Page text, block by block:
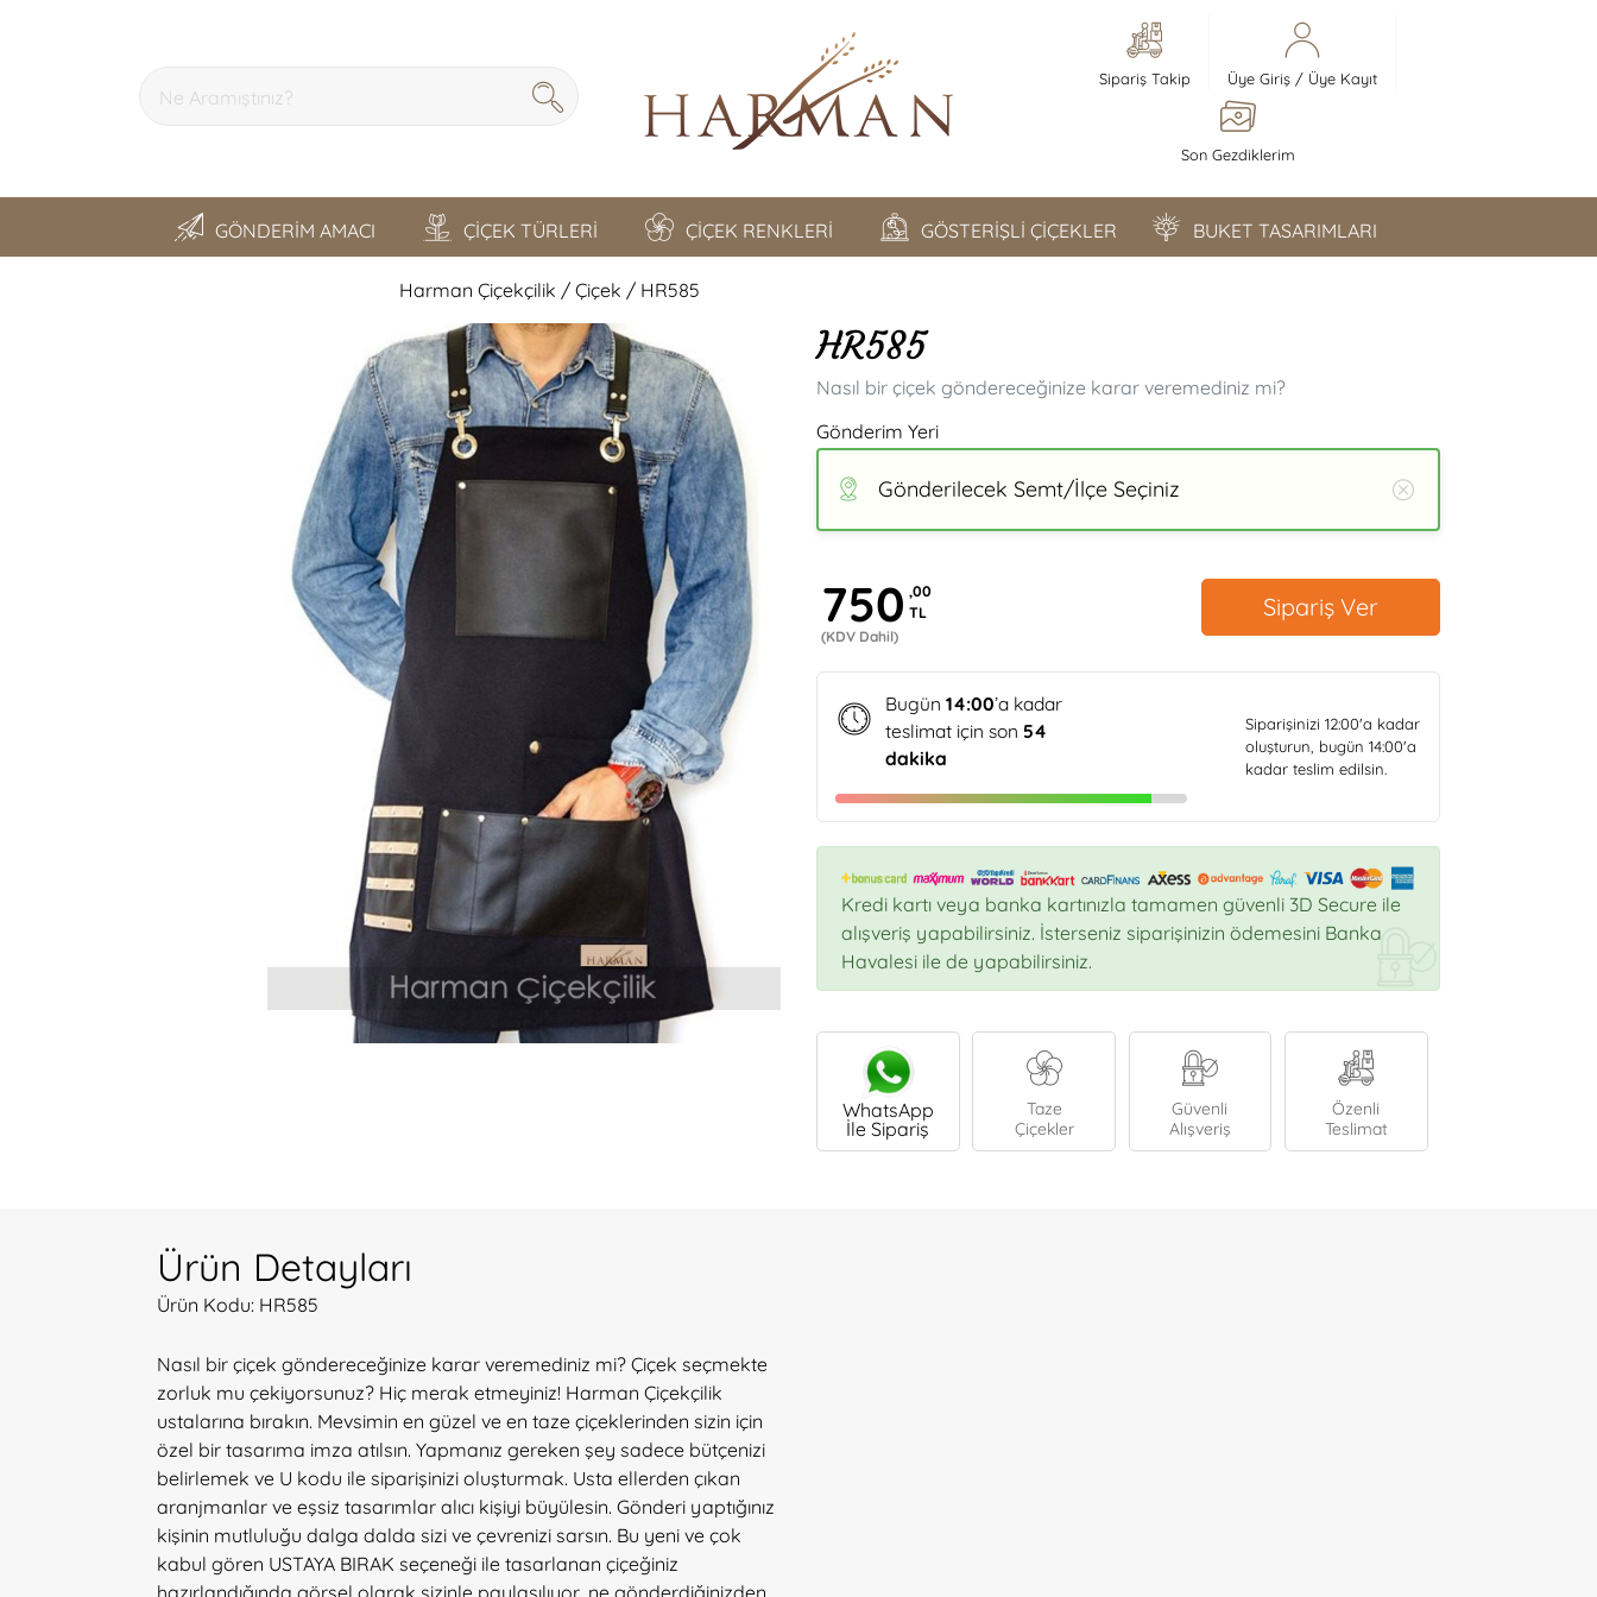
Sipariş Takip Üye Giriş/ Üye Kayıt
Son Gezdiklerim
GÖNDERİM AMACI ÇİÇEK TÜRLERİ ÇİÇEK RENKLERİ GÖSTERİŞLİ ÇİÇEKLER BUKET TASARIMLARI
Harman Çiçekçilik / Çiçek / HR585
HR585
Nasıl bir çiçek göndereceğinize karar veremediniz mi?
Gönderim Yeri
Gönderilecek Semt/İlçe Seçiniz
750 ,00
TL
(KDV Dahil)
Sipariş Ver
Bugün 14:00’a kadar
teslimat için son 54
dakika
Siparişinizi12:00'a kadar
oluşturun, bugün14:00'a
kadar teslim edilsin.
Kredi kartı veya banka kartınızla tamamen güvenli 3D Secure ile
alışveriş yapabilirsiniz. İsterseniz siparişinizin ödemesini Banka
Havalesi ile de yapabilirsiniz.
WhatsApp
İle Sipariş
Taze
Çiçekler
Güvenli
Alışveriş
Özenli
Teslimat
Ürün Detayları
Ürün Kodu: HR585
Nasıl bir çiçek göndereceğinize karar veremediniz mi? Çiçek seçmekte
zorluk mu çekiyorsunuz? Hiç merak etmeyiniz! Harman Çiçekçilik
ustalarına bırakın. Mevsimin en güzel ve en taze çiçeklerinden sizin için
özel bir tasarıma imza atılsın. Yapmanız gereken şey sadece bütçenizi
belirlemek ve U kodu ile siparişinizi oluşturmak. Usta ellerden çıkan
aranjmanlar ve eşsiz tasarımlar alıcı kişiyi büyülesin. Gönderi yaptığınız
kişinin mutluluğu dalga dalda sizi ve çevrenizi sarsın. Bu yeni ve çok
kabul gören USTAYA BIRAK seçeneği ile tasarlanan çiçeğiniz
hazırlandığında görsel olarak sizinle paylaşılıyor, ne gönderdiğinizden